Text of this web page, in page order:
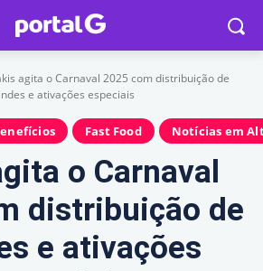
agita o Carnaval 2025 com distribuição de
e ativações especiais
Fast Food Notícias em
o Carnaval
distribuição de
e ativações